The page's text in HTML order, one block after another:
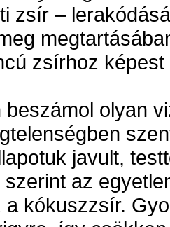
zsír –
zsírhoz
beszámol olyan
javult,
az
a kókuszzsír.